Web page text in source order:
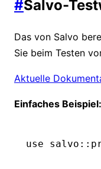
#Salvo-
Das von Salvo
Sie beim Testen
Aktuelle
Einfaches Beispiel:
use salvo ::